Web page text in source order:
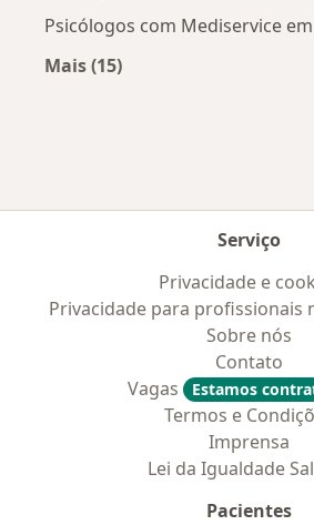
Psicólogos com Mediservice
Mais (15)
Serviço
Privacidade e
Privacidade para profissionais
Sobre nós
Contato
Vagas
Estamos
Termos e
Imprensa
Lei da Igualdade
Pacientes